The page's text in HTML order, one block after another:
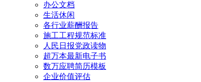
办公文档
生活休闲
各行业薪酬报告
施工工程规范标准
人民日报党政读物
超万本最新电子书
数万应聘简历模板
企业价值评估